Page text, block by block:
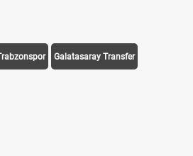
Galatasaray Transfer